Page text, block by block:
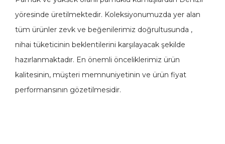
yöresinde üretilmektedir. Koleksiyonumuzda yer alan
tüm ürünler zevk ve beğenilerimiz doğrultusunda ,
nihai tüketicinin beklentilerini karşılayacak şekilde
hazırlanmaktadır. En önemli önceliklerimiz ürün
kalitesinin, müşteri memnuniyetinin ve ürün fiyat
performansının gözetilmesidir.